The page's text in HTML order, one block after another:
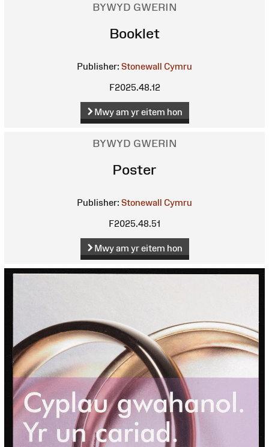
BYWYD GWERIN
Booklet
Publisher: Stonewall Cymru
F2025.48.12
Mwy am yr eitem hon
BYWYD GWERIN
Poster
Publisher: Stonewall Cymru
F2025.48.51
Mwy am yr eitem hon